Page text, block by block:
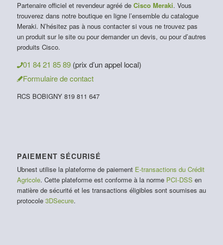
Partenaire officiel et revendeur agréé de Cisco Meraki. Vous
trouverez dans notre boutique en ligne l’ensemble du catalogue
Meraki. N’hésitez pas à nous contacter si vous ne trouvez pas
un produit sur le site ou pour demander un devis, ou pour d’autres
produits Cisco.
01 84 21 85 89 (prix d’un appel local)
Formulaire de contact
RCS BOBIGNY 819 811 647
PAIEMENT SÉCURISÉ
Ubnest utilise la plateforme de paiement E-transactions du Crédit
Agricole. Cette plateforme est conforme à la norme PCI-DSS en
matière de sécurité et les transactions éligibles sont soumises au
protocole 3DSecure.